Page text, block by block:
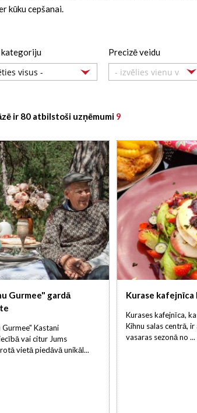
kūku cepšanai.
kategoriju Precizē veidu
- izvēlies vienu vai
ir 80 atbilstoši uzņēmumi 9
Gurmee" gardā
Gurmee" Kastani
vai citur Jums
vietā piedāvā unikāl...
Kurase kafejnīca
Kurases kafejnīca,
Kihnu salas centrā,
vasaras sezonā no ...